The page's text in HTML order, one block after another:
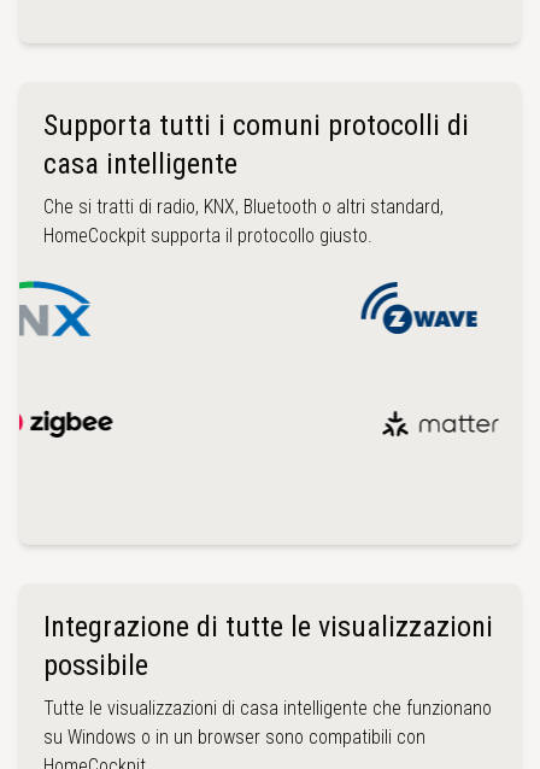
Supporta tutti i comuni protocolli di
casa intelligente
Che si tratti di radio, KNX, Bluetooth o altri standard,
HomeCockpit supporta il protocollo giusto.
Integrazione di tutte le visualizzazioni
possibile
Tutte le visualizzazioni di casa intelligente che funzionano
su Windows o in un browser sono compatibili con